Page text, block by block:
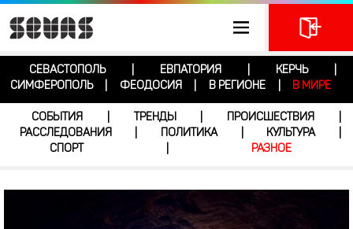
СЕВАСТОПОЛЬ ЕВПАТОРИЯ КЕРЧЬ
СИМФЕРОПОЛЬ
ФЕОДОСИЯ В РЕГИОНЕ В МИРЕ
СОБЫТИЯ ТРЕНДЫ ПРОИСШЕСТВИЯ
РАССЛЕДОВАНИЯ
ПОЛИТИКА КУЛЬТУРА
СПОРТ
РАЗНОЕ